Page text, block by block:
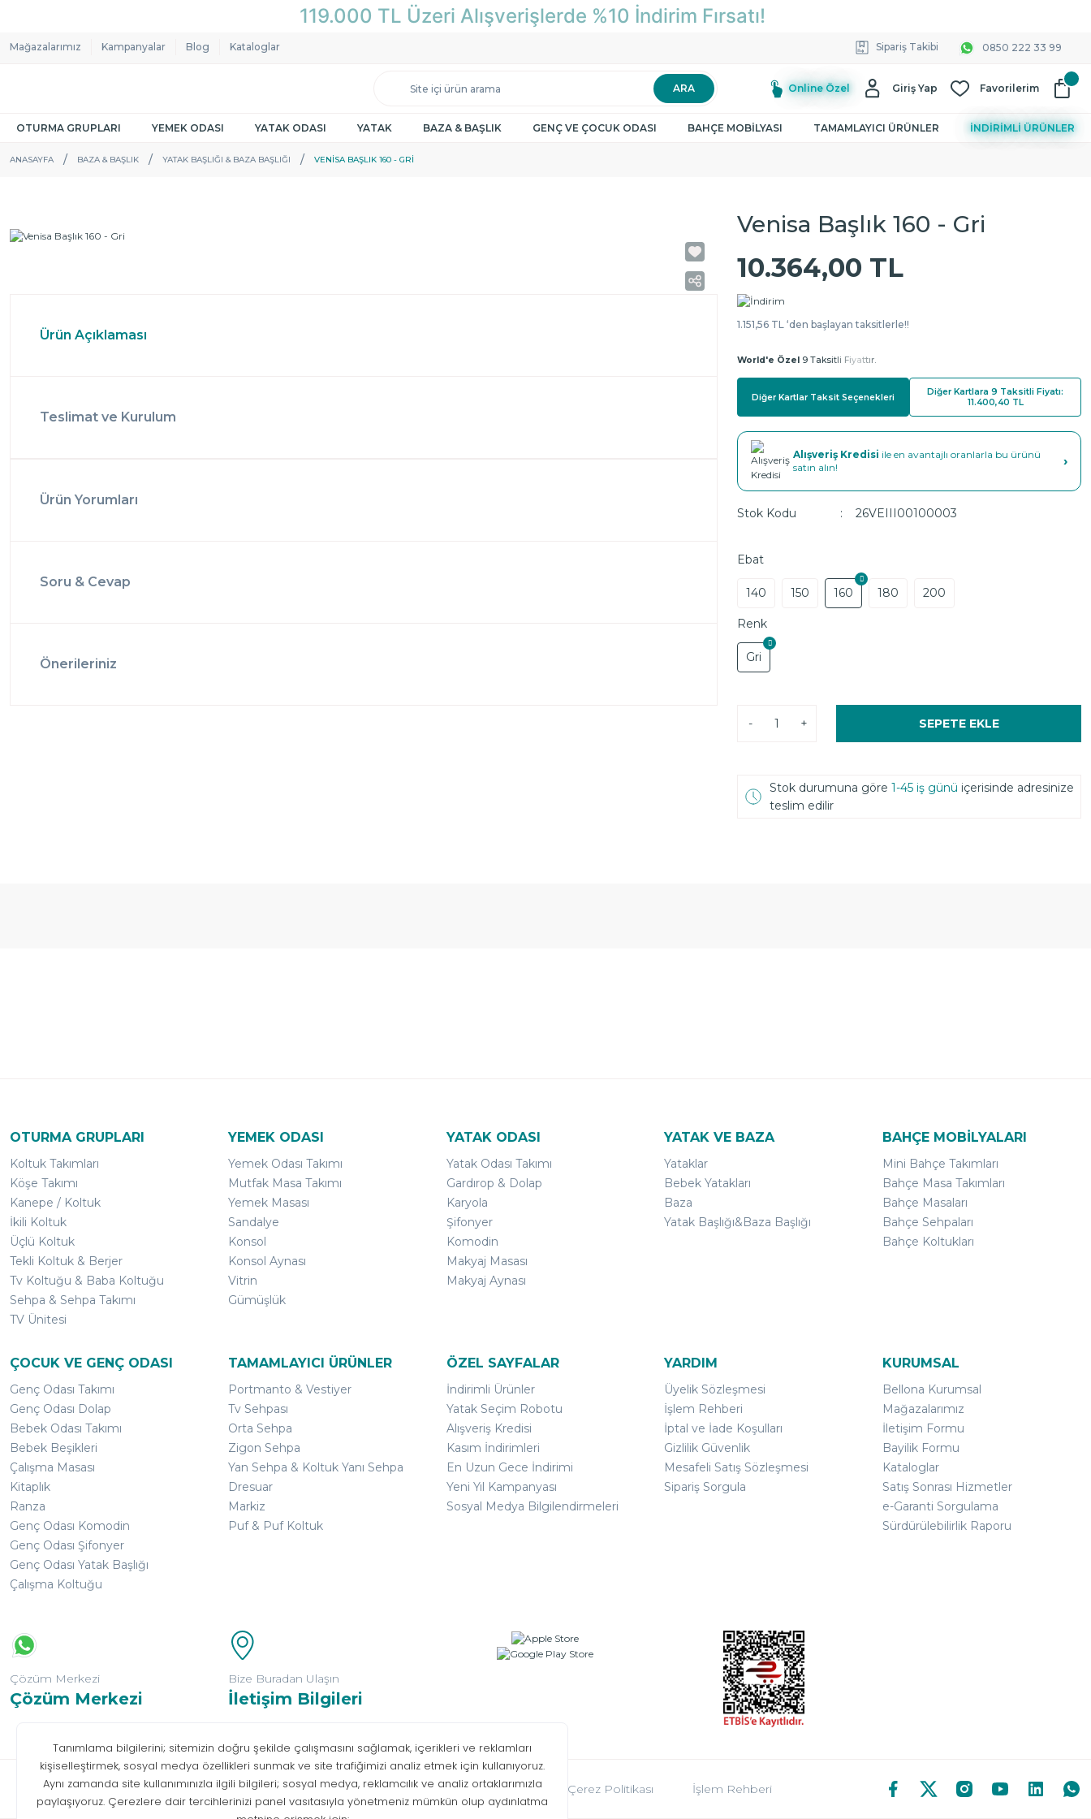
Mağazalarımız Kampanyalar Blog Kataloglar Sipariş Takibi 0850 222 33 99
ARA Online Özel Giriş Yap Favorilerim
OTURMA GRUPLARI YEMEK ODASI YATAK ODASI YATAK BAZA & BAŞLIK GENÇ VE ÇOCUK ODASI BAHÇE MOBİLYASI TAMAMLAYICI ÜRÜNLER İNDİRİMLİ ÜRÜNLER
ANASAYFA BAZA & BAŞLIK YATAK BAŞLIĞI & BAZA BAŞLIĞI VENISA BAŞLIK 160 - GRI
Ürün Açıklaması
Teslimat ve Kurulum
Ürün Yorumları
Soru & Cevap
Önerileriniz
Venisa Başlık 160 - Gri
10.364,00 TL
1.151,56 TL ‘den başlayan taksitlerle!!
World'e Özel 9 Taksitli Fiyattır.
Diğer Kartlar Taksit Seçenekleri
Diğer Kartlara 9 Taksitli Fiyatı:
11.400,40 TL
Alışveriş Kredisi ile en avantajlı oranlarla bu ürünü
satın alın!
›
Stok Kodu 26VEIII00100003
Ebat
140 150 160 180 200
Renk
Gri
- + SEPETE EKLE
Stok durumuna göre 1-45 iş günü içerisinde adresinize
teslim edilir
OTURMA GRUPLARI
Koltuk Takımları
Köşe Takımı
Kanepe / Koltuk
İkili Koltuk
Üçlü Koltuk
Tekli Koltuk & Berjer
Tv Koltuğu & Baba Koltuğu
Sehpa & Sehpa Takımı
TV Ünitesi
YEMEK ODASI
Yemek Odası Takımı
Mutfak Masa Takımı
Yemek Masası
Sandalye
Konsol
Konsol Aynası
Vitrin
Gümüşlük
YATAK ODASI
Yatak Odası Takımı
Gardırop & Dolap
Karyola
Şifonyer
Komodin
Makyaj Masası
Makyaj Aynası
YATAK VE BAZA
Yataklar
Bebek Yatakları
Baza
Yatak Başlığı&Baza Başlığı
BAHÇE MOBİLYALARI
Mini Bahçe Takımları
Bahçe Masa Takımları
Bahçe Masaları
Bahçe Sehpaları
Bahçe Koltukları
ÇOCUK VE GENÇ ODASI
Genç Odası Takımı
Genç Odası Dolap
Bebek Odası Takımı
Bebek Beşikleri
Çalışma Masası
Kitaplık
Ranza
Genç Odası Komodin
Genç Odası Şifonyer
Genç Odası Yatak Başlığı
Çalışma Koltuğu
TAMAMLAYICI ÜRÜNLER
Portmanto & Vestiyer
Tv Sehpası
Orta Sehpa
Zigon Sehpa
Yan Sehpa & Koltuk Yanı Sehpa
Dresuar
Markiz
Puf & Puf Koltuk
ÖZEL SAYFALAR
İndirimli Ürünler
Yatak Seçim Robotu
Alışveriş Kredisi
Kasım İndirimleri
En Uzun Gece İndirimi
Yeni Yıl Kampanyası
Sosyal Medya Bilgilendirmeleri
YARDIM
Üyelik Sözleşmesi
İşlem Rehberi
İptal ve İade Koşulları
Gizlilik Güvenlik
Mesafeli Satış Sözleşmesi
Sipariş Sorgula
KURUMSAL
Bellona Kurumsal
Mağazalarımız
İletişim Formu
Bayilik Formu
Kataloglar
Satış Sonrası Hizmetler
e-Garanti Sorgulama
Sürdürülebilirlik Raporu
Çözüm Merkezi
Çözüm Merkezi
Bize Buradan Ulaşın
İletişim Bilgileri
Bilgi Toplumu Hizmetleri KVKK Çerez Politikası İşlem Rehberi